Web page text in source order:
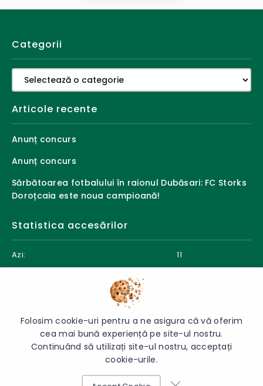
Categorii
Categorii
Articole recente
Anunț concurs
Anunț concurs
Sărbătoarea fotbalului în raionul Dubăsari: FC Storks
Doroțcaia este noua campioană!
Statistica accesărilor
Azi:
11
© 2026 Direcția Educație Dubăsari - Toate drepturile rezervate.
Folosim cookie-uri pentru a ne asigura că vă oferim
cea mai bună experiență pe site-ul nostru.
Continuând să utilizați site-ul nostru, acceptați
cookie-urile.